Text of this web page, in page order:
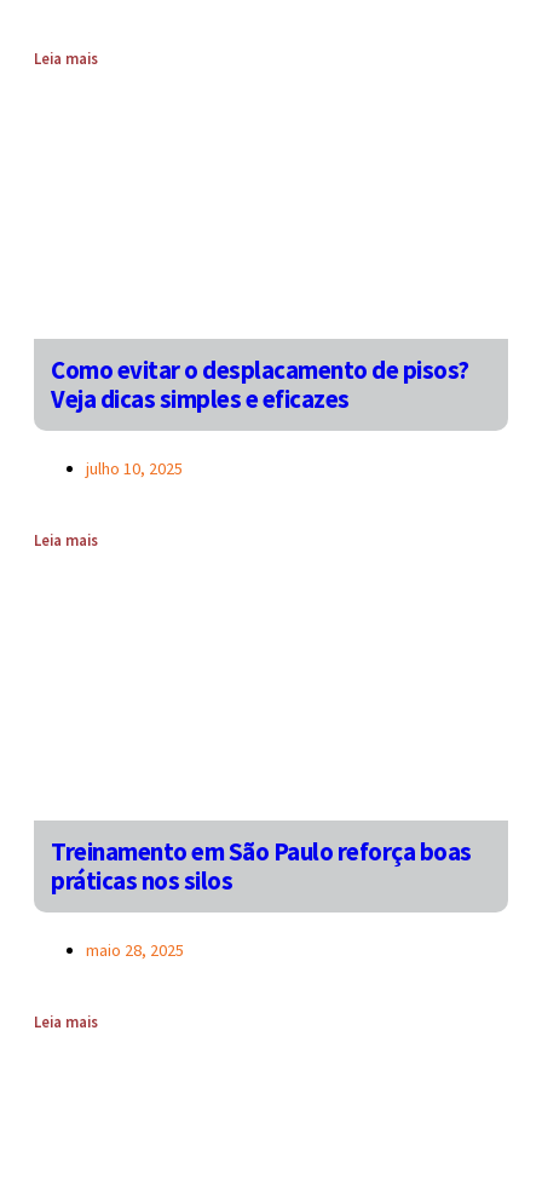
Leia mais
Como evitar o desplacamento de pisos?
Veja dicas simples e eficazes
julho 10, 2025
Leia mais
Treinamento em São Paulo reforça boas
práticas nos silos
maio 28, 2025
Leia mais